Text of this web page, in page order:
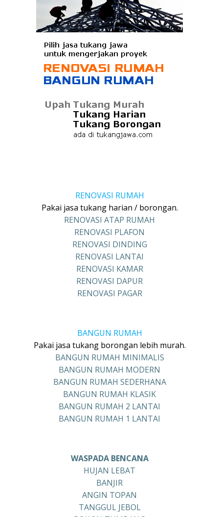
RENOVASI RUMAH
Pakai jasa tukang harian / borongan.
RENOVASI ATAP RUMAH
RENOVASI PLAFON
RENOVASI DINDING
RENOVASI LANTAI
RENOVASI KAMAR
RENOVASI DAPUR
RENOVASI PAGAR
BANGUN RUMAH
Pakai jasa tukang borongan lebih murah.
BANGUN RUMAH MINIMALIS
BANGUN RUMAH MODERN
BANGUN RUMAH SEDERHANA
BANGUN RUMAH KLASIK
BANGUN RUMAH 2 LANTAI
BANGUN RUMAH 1 LANTAI
WASPADA BENCANA
HUJAN LEBAT
BANJIR
ANGIN TOPAN
TANGGUL JEBOL